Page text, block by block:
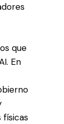
que
En
físicas